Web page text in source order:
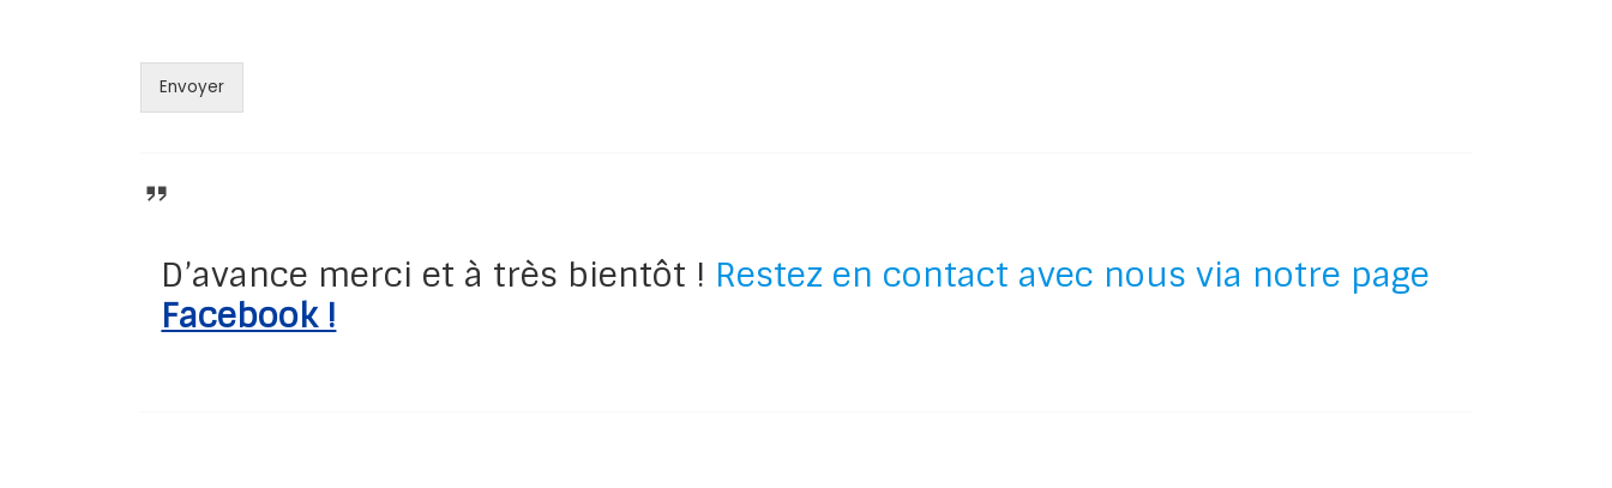
Envoyer
D’avance merci et à très bientôt ! Restez en contact avec nous via notre page
Facebook !